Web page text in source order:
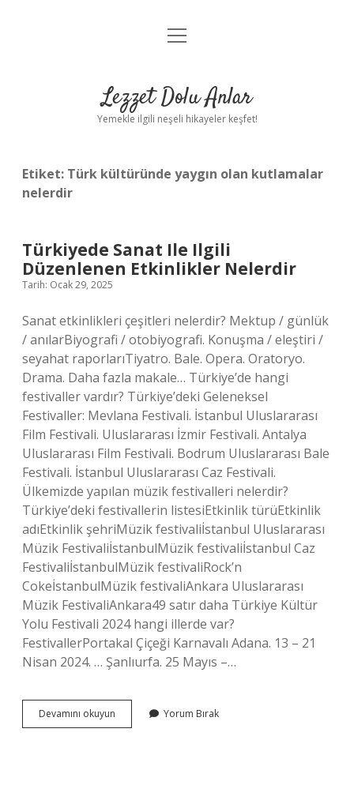
Anasayfa
Yasal Uyarı
menüyü
Lezzet Dolu Anlar
Yemekle ilgili neşeli hikayeler keşfet!
Etiket: Türk kültüründe yaygın olan kutlamalar
nelerdir
Türkiyede Sanat Ile Ilgili
Düzenlenen Etkinlikler Nelerdir
Tarih: Ocak 29, 2025
Sanat etkinlikleri çeşitleri nelerdir? Mektup / günlük
/ anılarBiyografi / otobiyografi. Konuşma / eleştiri /
seyahat raporlarıTiyatro. Bale. Opera. Oratoryo.
Drama. Daha fazla makale… Türkiye’de hangi
festivaller vardır? Türkiye’deki Geleneksel
Festivaller: Mevlana Festivali. İstanbul Uluslararası
Film Festivali. Uluslararası İzmir Festivali. Antalya
Uluslararası Film Festivali. Bodrum Uluslararası Bale
Festivali. İstanbul Uluslararası Caz Festivali.
Ülkemizde yapılan müzik festivalleri nelerdir?
Türkiye’deki festivallerin listesiEtkinlik türüEtkinlik
adıEtkinlik şehriMüzik festivaliİstanbul Uluslararası
Müzik FestivaliİstanbulMüzik festivaliİstanbul Caz
FestivaliİstanbulMüzik festivaliRock’n
CokeİstanbulMüzik festivaliAnkara Uluslararası
Müzik FestivaliAnkara49 satır daha Türkiye Kültür
Yolu Festivali 2024 hangi illerde var?
FestivallerPortakal Çiçeği Karnavalı Adana. 13 – 21
Nisan 2024. … Şanlıurfa. 25 Mayıs –…
Devamını okuyun Türkiyede
Sanat
Yorum Bırak